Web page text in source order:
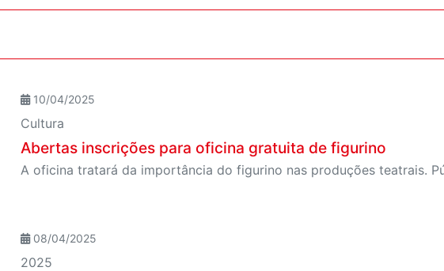
10/04/2025
Cultura
Abertas inscrições para oficina gratuita de figurino
A oficina tratará da importância do figurino nas produções teatrais.
08/04/2025
2025